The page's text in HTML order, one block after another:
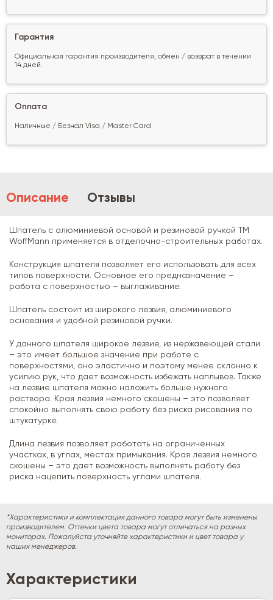
Гарантия
Официальная гарантия производителя, обмен / возврат в течении
14 дней.
Оплата
Наличные / Безнал Visa / Master Card
Описание Отзывы
Шпатель с алюминиевой основой и резиновой ручкой TM
WoffMann применяется в отделочно-строительных работах.
Конструкция шпателя позволяет его использовать для всех
типов поверхности. Основное его предназначение –
работа с поверхностью – выглаживание.
Шпатель состоит из широкого лезвия, алюминиевого
основания и удобной резиновой ручки.
У данного шпателя широкое лезвие, из нержавеющей стали
– это имеет большое значение при работе с
поверхностями, оно эластично и поэтому менее склонно к
усилию рук, что дает возможность избежать наплывов. Также
на лезвие шпателя можно наложить больше нужного
раствора. Края лезвия немного скошены – это позволяет
спокойно выполнять свою работу без риска рисования по
штукатурке.
Длина лезвия позволяет работать на ограниченных
участках, в углах, местах примыкания. Края лезвия немного
скошены – это дает возможность выполнять работу без
риска нацепить поверхность углами шпателя.
*Характеристики и комплектация данного товара могут быть изменены
производителем. Оттенки цвета товара могут отличаться на разных
мониторах. Пожалуйста уточняйте характеристики и цвет товара у
наших менеджеров.
Характеристики